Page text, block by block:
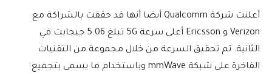
أعلنت شركة Qualcomm أيضا أنها قد حققت بالشراكة مع
Verizon و Ericsson أعلى سرعة 5G تبلغ 5.06 جيجابت في
الثانية. تم تحقيق السرعة من خلال مجموعة من التقنيات
الفاخرة على شبكة mmWave وباستخدام ما يسمى بتجميع